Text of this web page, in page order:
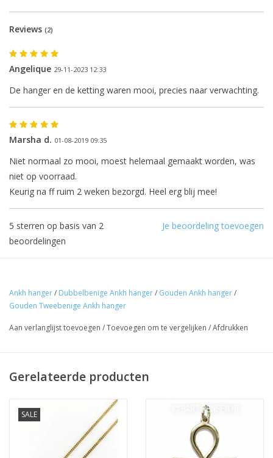
Reviews (2)
Angelique 29-11-2023 12:33
De hanger en de ketting waren mooi, precies naar verwachting.
Marsha d. 01-08-2019 09:35
Niet normaal zo mooi, moest helemaal gemaakt worden, was
niet op voorraad.
Keurig na ff ruim 2 weken bezorgd. Heel erg blij mee!
Je beoordeling toevoegen
5 sterren op basis van 2
beoordelingen
Ankh hanger/ Dubbelbenige Ankh hanger/ Gouden Ankh hanger/
Gouden Tweebenige Ankh hanger
Aan verlanglijst toevoegen /Toevoegen om te vergelijken /Afdrukken
Gerelateerde producten
SALE
De eerstvolgende
verzenddatum is woensdag 12
augustus
vervalt tijdeijk.